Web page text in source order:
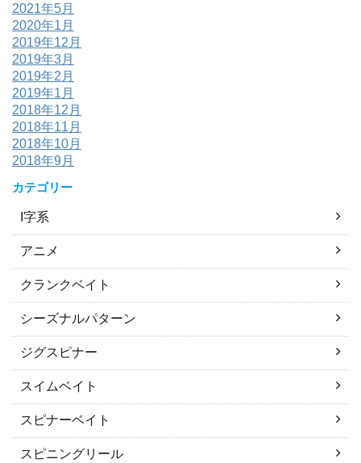
2021年5月
2020年1月
2019年12月
2019年3月
2019年2月
2019年1月
2018年12月
2018年11月
2018年10月
2018年9月
カテゴリー
I字系
アニメ
クランクベイト
シーズナルパターン
ジグスピナー
スイムベイト
スピナーベイト
スピニングリール